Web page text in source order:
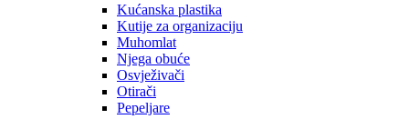
Kućanska plastika
Kutije za organizaciju
Muhomlat
Njega obuće
Osvježivači
Otirači
Pepeljare